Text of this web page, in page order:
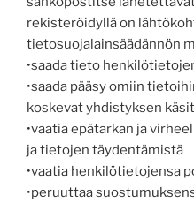
rekisteröidyllä on
tietosuojalainsäädännön
•saada tieto
•saada pääsy omiin
koskevat yhdistyksen
•vaatia epätarkan ja
ja tietojen täydentämistä
•vaatia henkilötietojensa
•peruuttaa